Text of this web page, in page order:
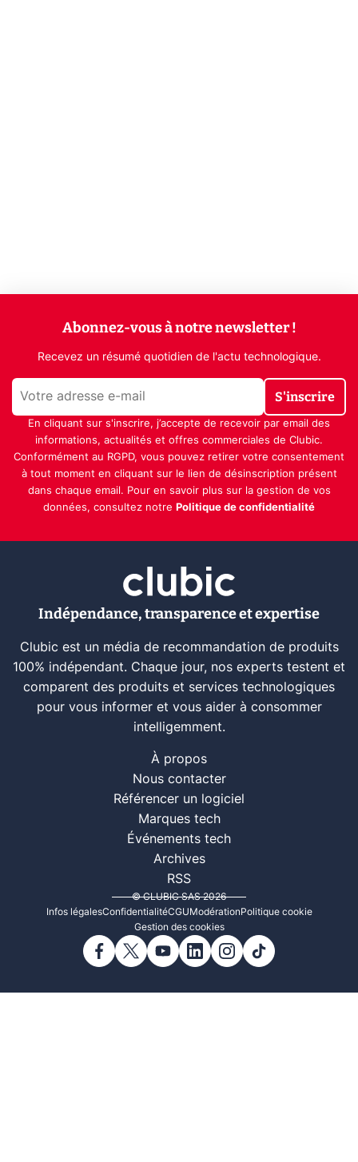
Abonnez-vous à notre newsletter !
Recevez un résumé quotidien de l'actu technologique.
S'inscrire
En cliquant sur s'inscrire, j’accepte de recevoir par email des
informations, actualités et offres commerciales de Clubic.
Conformément au RGPD, vous pouvez retirer votre consentement
à tout moment en cliquant sur le lien de désinscription présent
dans chaque email. Pour en savoir plus sur la gestion de vos
données, consultez notre Politique de confidentialité
Indépendance, transparence et expertise
Clubic est un média de recommandation de produits
100% indépendant. Chaque jour, nos experts testent et
comparent des produits et services technologiques
pour vous informer et vous aider à consommer
intelligemment.
À propos
Nous contacter
Référencer un logiciel
Marques tech
Événements tech
Archives
RSS
© CLUBIC SAS 2026
Infos légalesConfidentialitéCGUModérationPolitique cookie
Gestion des cookies